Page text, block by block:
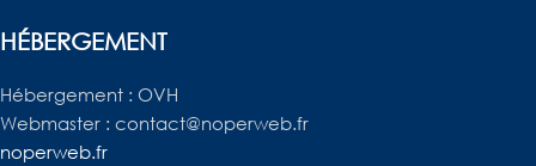
HÉBERGEMENT
Hébergement : OVH
Webmaster : contact@noperweb.fr
noperweb.fr